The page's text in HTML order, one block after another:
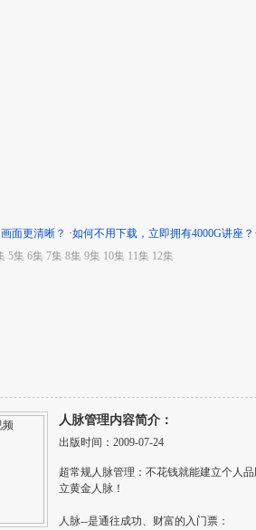
面更清晰？ ·如何不用下载，立即拥有4000G讲座？
5集 6集 7集 8集 9集 10集 11集 12集
人脉管理内容简介：
出版时间：2009-07-24
超常规人脉管理：不花钱就能建立个人
立黄金人脉！
人脉--是通往成功、财富的入门票：